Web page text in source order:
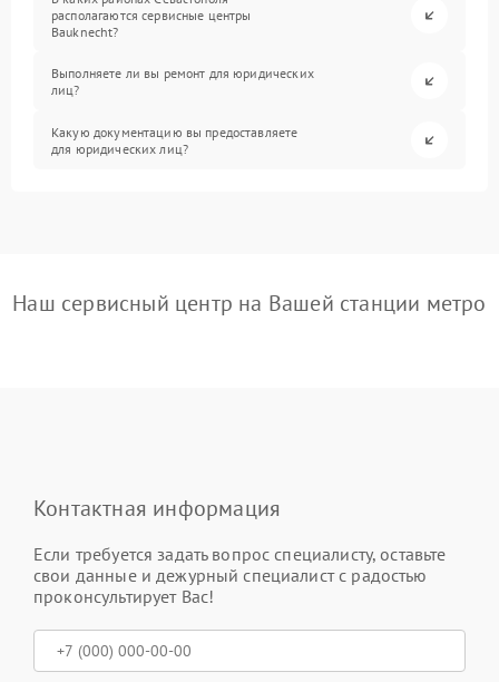
располагаются сервисные центры
Bauknecht?
Выполняете ли вы ремонт для юридических
лиц?
Какую документацию вы предоставляете
для юридических лиц?
Наш сервисный центр на Вашей станции метро
Контактная информация
Если требуется задать вопрос специалисту, оставьте
свои данные и дежурный специалист с радостью
проконсультирует Вас!